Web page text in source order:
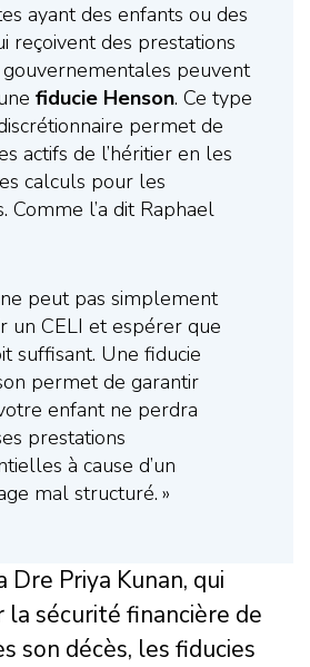
ayant des enfants ou des
reçoivent des prestations
gouvernementales peuvent
fiducie Henson. Ce type
permet de
actifs de l’héritier en les
calculs pour les
Comme l’a dit Raphael
ne peut pas simplement
un CELI et espérer que
suffisant. Une fiducie
permet de garantir
enfant ne perdra
prestations
à cause d’un
mal structuré. »
Dre Priya Kunan, qui
la sécurité financière de
son décès, les fiducies